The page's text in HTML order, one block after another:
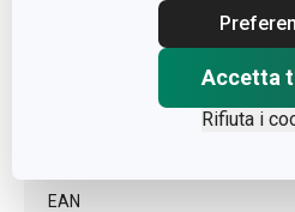
Accetta
Rifiuta i
TIPO DI ALIMENTAZIONE
EAN